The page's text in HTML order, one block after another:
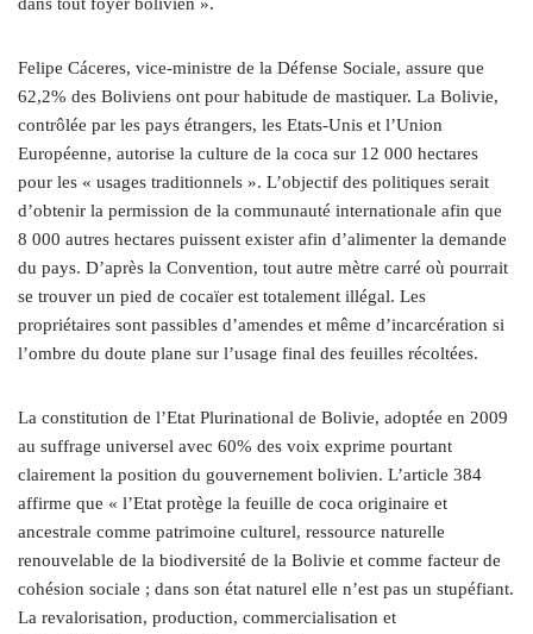
Felipe Cáceres, vice-ministre de la Défense Sociale, assure que
62,2% des Boliviens ont pour habitude de mastiquer. La Bolivie,
contrôlée par les pays étrangers, les Etats-Unis et l’Union
Européenne, autorise la culture de la coca sur 12 000 hectares
pour les « usages traditionnels ». L’objectif des politiques serait
d’obtenir la permission de la communauté internationale afin que
8 000 autres hectares puissent exister afin d’alimenter la demande
du pays. D’après la Convention, tout autre mètre carré où pourrait
se trouver un pied de cocaïer est totalement illégal. Les
propriétaires sont passibles d’amendes et même d’incarcération si
l’ombre du doute plane sur l’usage final des feuilles récoltées.
La constitution de l’Etat Plurinational de Bolivie, adoptée en 2009
au suffrage universel avec 60% des voix exprime pourtant
clairement la position du gouvernement bolivien. L’article 384
affirme que « l’Etat protège la feuille de coca originaire et
ancestrale comme patrimoine culturel, ressource naturelle
renouvelable de la biodiversité de la Bolivie et comme facteur de
cohésion sociale ; dans son état naturel elle n’est pas un stupéfiant.
La revalorisation, production, commercialisation et